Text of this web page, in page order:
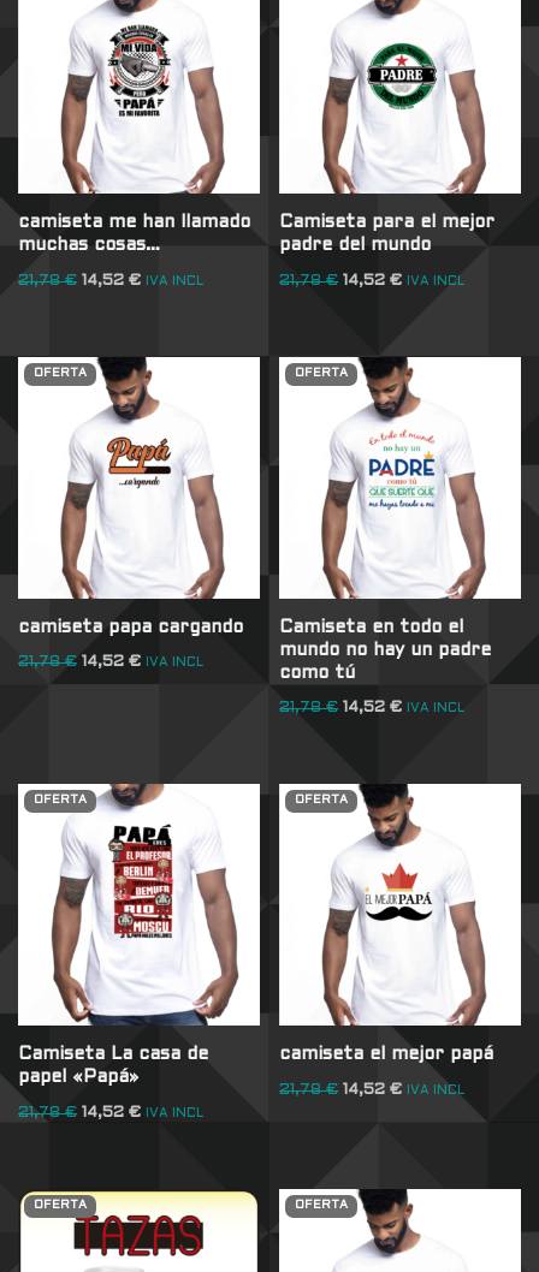
camiseta me han llamado
muchas cosas…
21,78€ 14,52 € IVA INCL
Camiseta para el mejor
padre del mundo
21,78€ 14,52€ IVA INCL
OFERTA
camiseta papa cargando
21,78€ 14,52 € IVA INCL
OFERTA
Camiseta en todo el
mundo no hay un padre
como tú
21,78€ 14,52€ IVA INCL
OFERTA
Camiseta La casa de
papel «Papá»
21,78€ 14,52 € IVA INCL
OFERTA
camiseta el mejor papá
21,78€ 14,52€ IVA INCL
OFERTA OFERTA